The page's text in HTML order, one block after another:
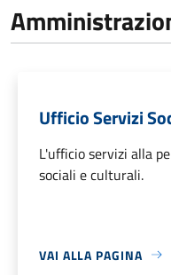
Ufficio Servizi
L'ufficio servizi alla
sociali e culturali.
VAI ALLA PAGINA